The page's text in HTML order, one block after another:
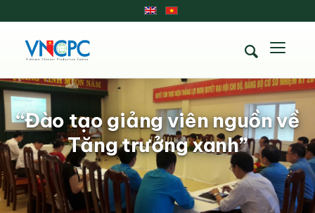
“Đào tạo giảng viên nguồn về
Tăng trưởng xanh”